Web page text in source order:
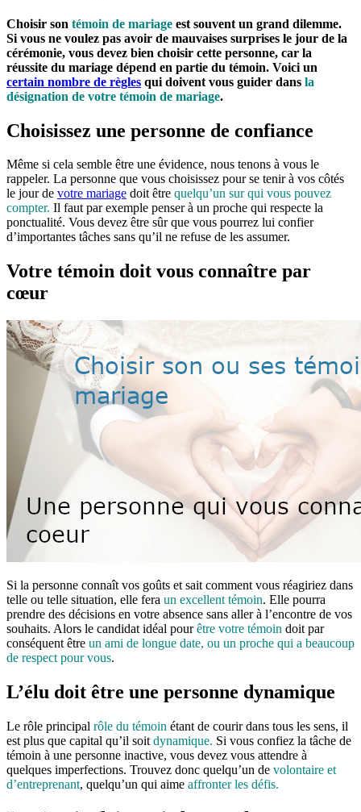
Choisir son témoin de mariage est souvent un grand dilemme.
Si vous ne voulez pas avoir de mauvaises surprises le jour de la
cérémonie, vous devez bien choisir cette personne, car la
réussite du mariage dépend en partie du témoin. Voici un
certain nombre de règles qui doivent vous guider dans la
désignation de votre témoin de mariage.
Choisissez une personne de confiance
Même si cela semble être une évidence, nous tenons à vous le
rappeler. La personne que vous choisissez pour se tenir à vos côtés
le jour de votre mariage doit être quelqu’un sur qui vous pouvez
compter. Il faut par exemple penser à un proche qui respecte la
ponctualité. Vous devez être sûr que vous pourrez lui confier
d’importantes tâches sans qu’il ne refuse de les assumer.
Votre témoin doit vous connaître par
cœur
Si la personne connaît vos goûts et sait comment vous réagiriez dans
telle ou telle situation, elle fera un excellent témoin. Elle pourra
prendre des décisions en votre absence sans aller à l’encontre de vos
souhaits. Alors le candidat idéal pourêtre votre témoin doit par
conséquent être un ami de longue date, ou un proche qui a beaucoup
de respect pour vous.
L’élu doit être une personne dynamique
Le rôle principal rôle du témoin étant de courir dans tous les sens, il
est plus que capital qu’il soit dynamique. Si vous confiez la tâche de
témoin à une personne inactive, vous devez vous attendre à
quelques imperfections. Trouvez donc quelqu’un de volontaire et
d’entreprenant, quelqu’un qui aime affronter les défis.